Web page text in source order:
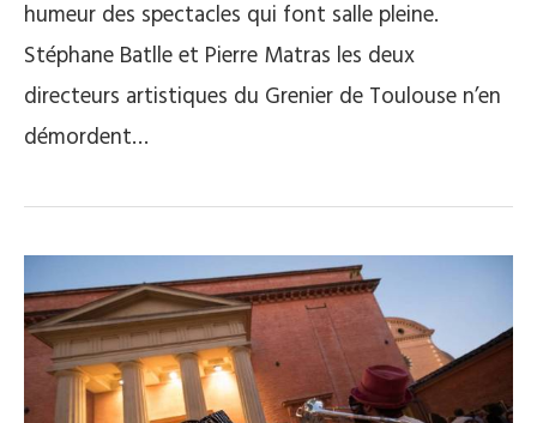
humeur des spectacles qui font salle pleine.
Stéphane Batlle et Pierre Matras les deux
directeurs artistiques du Grenier de Toulouse n’en
démordent…